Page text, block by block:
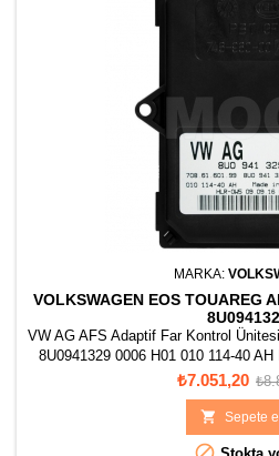
MARKA:
VOLKSWAGEN EOS TOUAREG
VW AG AFS Adaptif Far Kontrol
8U0941329 0006 H01 010 114-40
Fiyat
₺7.051,20
 Sepete